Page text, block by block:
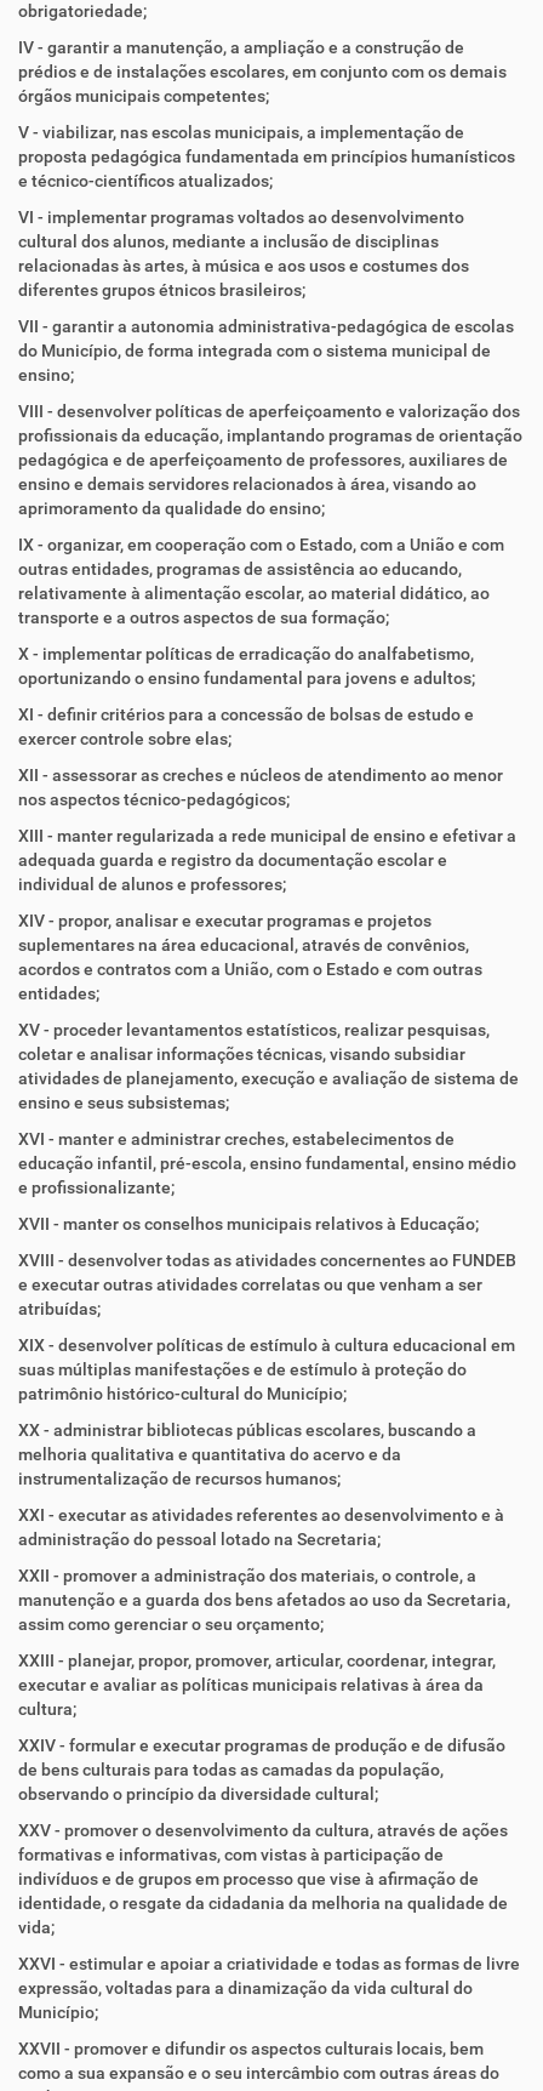
obrigatoriedade;
IV - garantir a manutenção, a ampliação e a construção de
prédios e de instalações escolares, em conjunto com os demais
órgãos municipais competentes;
V - viabilizar, nas escolas municipais, a implementação de
proposta pedagógica fundamentada em princípios humanísticos
e técnico-científicos atualizados;
VI - implementar programas voltados ao desenvolvimento
cultural dos alunos, mediante a inclusão de disciplinas
relacionadas às artes, à música e aos usos e costumes dos
diferentes grupos étnicos brasileiros;
VII - garantir a autonomia administrativa-pedagógica de escolas
do Município, de forma integrada com o sistema municipal de
ensino;
VIII - desenvolver políticas de aperfeiçoamento e valorização dos
profissionais da educação, implantando programas de orientação
pedagógica e de aperfeiçoamento de professores, auxiliares de
ensino e demais servidores relacionados à área, visando ao
aprimoramento da qualidade do ensino;
IX - organizar, em cooperação com o Estado, com a União e com
outras entidades, programas de assistência ao educando,
relativamente à alimentação escolar, ao material didático, ao
transporte e a outros aspectos de sua formação;
X - implementar políticas de erradicação do analfabetismo,
oportunizando o ensino fundamental para jovens e adultos;
XI - definir critérios para a concessão de bolsas de estudo e
exercer controle sobre elas;
XII - assessorar as creches e núcleos de atendimento ao menor
nos aspectos técnico-pedagógicos;
XIII - manter regularizada a rede municipal de ensino e efetivar a
adequada guarda e registro da documentação escolar e
individual de alunos e professores;
XIV - propor, analisar e executar programas e projetos
suplementares na área educacional, através de convênios,
acordos e contratos com a União, com o Estado e com outras
entidades;
XV - proceder levantamentos estatísticos, realizar pesquisas,
coletar e analisar informações técnicas, visando subsidiar
atividades de planejamento, execução e avaliação de sistema de
ensino e seus subsistemas;
XVI - manter e administrar creches, estabelecimentos de
educação infantil, pré-escola, ensino fundamental, ensino médio
e profissionalizante;
XVII - manter os conselhos municipais relativos à Educação;
XVIII - desenvolver todas as atividades concernentes ao FUNDEB
e executar outras atividades correlatas ou que venham a ser
atribuídas;
XIX - desenvolver políticas de estímulo à cultura educacional em
suas múltiplas manifestações e de estímulo à proteção do
patrimônio histórico-cultural do Município;
XX - administrar bibliotecas públicas escolares, buscando a
melhoria qualitativa e quantitativa do acervo e da
instrumentalização de recursos humanos;
XXI - executar as atividades referentes ao desenvolvimento e à
administração do pessoal lotado na Secretaria;
XXII - promover a administração dos materiais, o controle, a
manutenção e a guarda dos bens afetados ao uso da Secretaria,
assim como gerenciar o seu orçamento;
XXIII - planejar, propor, promover, articular, coordenar, integrar,
executar e avaliar as políticas municipais relativas à área da
cultura;
XXIV - formular e executar programas de produção e de difusão
de bens culturais para todas as camadas da população,
observando o princípio da diversidade cultural;
XXV - promover o desenvolvimento da cultura, através de ações
formativas e informativas, com vistas à participação de
indivíduos e de grupos em processo que vise à afirmação de
identidade, o resgate da cidadania da melhoria na qualidade de
vida;
XXVI - estimular e apoiar a criatividade e todas as formas de livre
expressão, voltadas para a dinamização da vida cultural do
Município;
XXVII - promover e difundir os aspectos culturais locais, bem
como a sua expansão e o seu intercâmbio com outras áreas do